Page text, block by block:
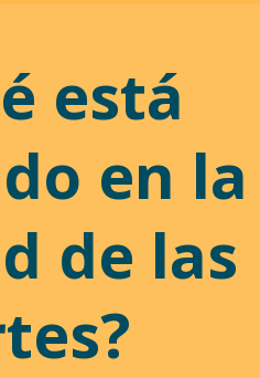
está
en la
de las